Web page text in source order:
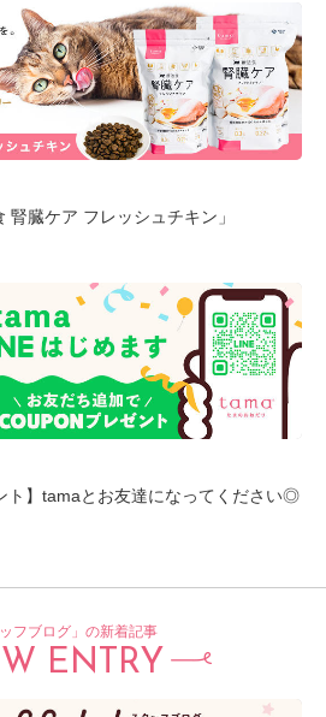
腎臓ケア フレッシュチキン」
ト】tamaとお友達になってください◎
ッフブログ」の新着記事
ENTRY